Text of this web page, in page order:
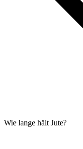
Wie lange hält Jute?